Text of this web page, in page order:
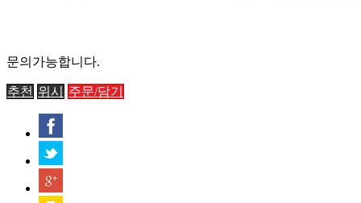
문의가능합니다.
추천 위시 주문/담기